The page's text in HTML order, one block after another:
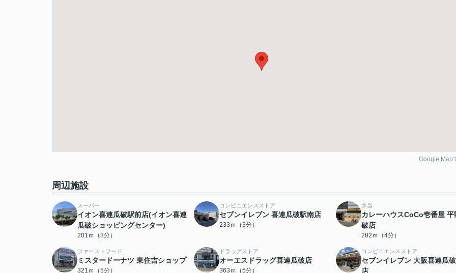
Google Map
周辺施設
スーパー
イオン喜連瓜破駅前店(イオン喜連
瓜破ショッピングセンター)
201ｍ（3分）
コンビニエンスストア
セブンイレブン 喜連瓜破駅南店
233ｍ（3分）
弁当
カレーハウスCoCo壱番屋 平
破店
282ｍ（4分）
ファーストフード
ミスタードーナツ 東住吉ショップ
321ｍ（5分）
ドラッグストア
オーエスドラッグ喜連瓜破店
363ｍ（5分）
コンビニエンスストア
セブンイレブン 大阪喜連瓜
店